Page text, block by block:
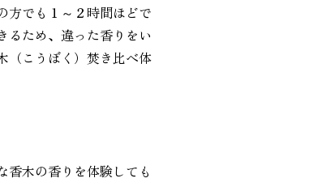
方でも１～２時間ほどで
るため、違った香りをい
（こうぼく）焚き比べ体
香木の香りを体験しても